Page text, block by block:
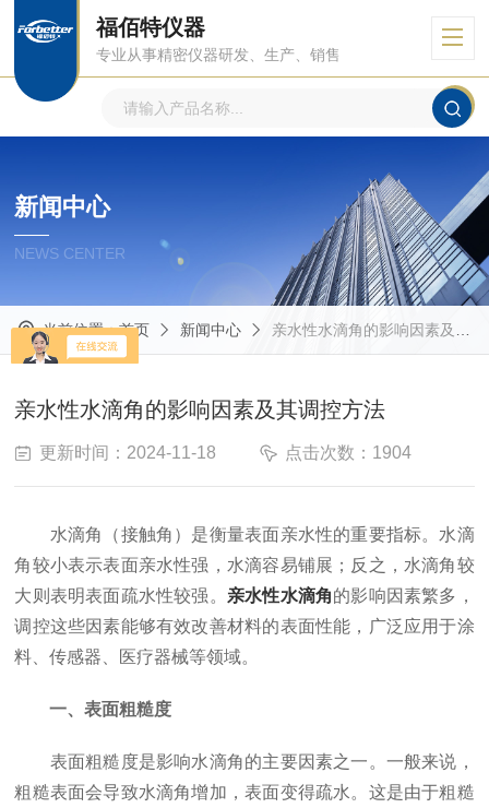
福佰特仪器
专业从事精密仪器研发、生产、销售
新闻中心
NEWS CENTER
当前位置：首页 新闻中心 亲水性水滴角的影响因素及其调控方法
亲水性水滴角的影响因素及其调控方法
更新时间：2024-11-18 点击次数：1904
水滴角（接触角）是衡量表面亲水性的重要指标。水滴
角较小表示表面亲水性强，水滴容易铺展；反之，水滴角较
大则表明表面疏水性较强。 亲水性水滴角的影响因素繁多，
调控这些因素能够有效改善材料的表面性能，广泛应用于涂
料、传感器、医疗器械等领域。
一、表面粗糙度
表面粗糙度是影响水滴角的主要因素之一。一般来说，
粗糙表面会导致水滴角增加，表面变得疏水。这是由于粗糙